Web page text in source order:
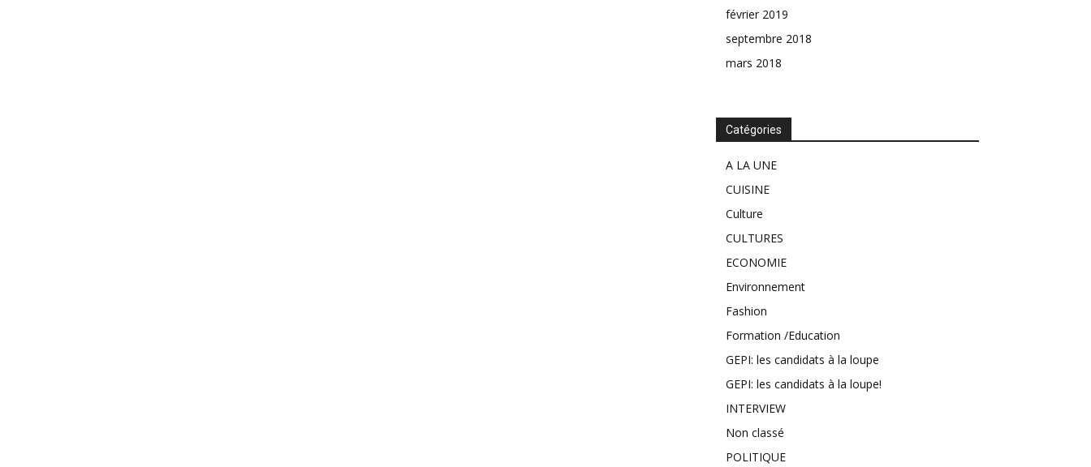
février 2019
septembre 2018
mars 2018
Catégories
A LA UNE
CUISINE
Culture
CULTURES
ECONOMIE
Environnement
Fashion
Formation /Education
GEPI: les candidats à la loupe
GEPI: les candidats à la loupe!
INTERVIEW
Non classé
POLITIQUE